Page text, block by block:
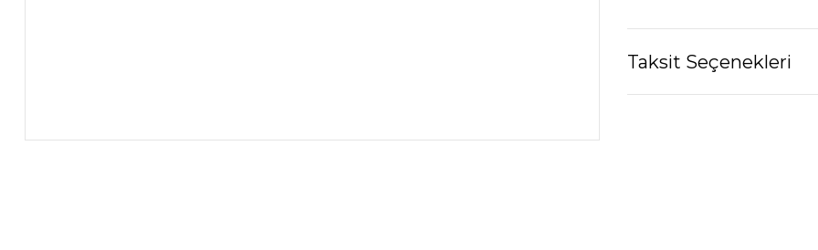
Taksit Seçenekleri